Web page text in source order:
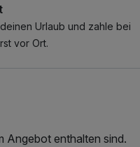
30.09.2025, geschlossen.
(Name+Alter) bitte
spannende Abenteuer und
Urlaub und zahle bei
vor Ort.
Angebot enthalten sind.